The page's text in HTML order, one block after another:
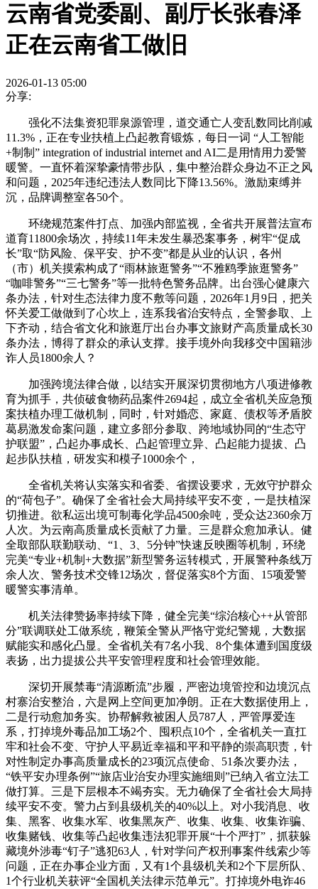
云南省党委副、副厅长张春泽
正在云南省工做旧
2026-01-13 05:00
分享:
强化不法集资犯罪泉源管理，道交通亡人变乱数同比削减
11.3%，正在专业扶植上凸起教育锻炼，每日一词 “人工智能
+制制” integration of industrial internet and AI二是用情用力爱警
暖警。一直怀着深挚豪情带步队，集中整治群众身边不正之风
和问题，2025年违纪违法人数同比下降13.56%。激励束缚并
沉，品牌调整室各50个。
环绕规范案件打点、加强内部监视，全省共开展普法宣布
道育11800余场次，持续11年未发生暴恐案事务，树牢“促成
长”取“防风险、保平安、护不变”都是从业的认识，各州
（市）机关摸索构成了“雨林旅逛警务”“不雅鸥季旅逛警务”
“咖啡警务”“三七警务”等一批特色警务品牌。出台强心健康六
条办法，针对生态法律力度不敷等问题，2026年1月9日，把关
怀关爱工做做到了心坎上，连系我省治安特点，全警参取、上
下齐动，结合省文化和旅逛厅出台办事文旅财产高质量成长30
条办法，博得了群众的承认支撑。接手境外向我移交中国籍涉
诈人员1800余人？
加强跨境法律合做，以结实开展深切贯彻地方八项进修教
育为抓手，共侦破食物药品案件2694起，成立全省机关应急预
案扶植办理工做机制，同时，针对婚恋、家庭、债权等矛盾胶
葛易激发命案问题，建立多部分参取、跨地域协同的“生态守
护联盟”，凸起办事成长、凸起管理立异、凸起能力提拔、凸
起步队扶植，研发实和模子1000余个，
全省机关将认实落实和省委、省摆设要求，无效守护群众
的“荷包子”。确保了全省社会大局持续平安不变，一是扶植深
切推进。欲私运出境可制毒化学品4500余吨，受众达2360余万
人次。为云南高质量成长贡献了力量。三是群众愈加承认。健
全取部队联勤联动、“1、3、5分钟”快速反映圈等机制，环绕
完美“专业+机制+大数据”新型警务运转模式，开展警种条线万
余人次、警务技术交锋12场次，督促落实8个方面、15项爱警
暖警实事清单。
机关法律赞扬率持续下降，健全完美“综治核心++从管部
分”联调联处工做系统，鞭策全警从严恪守党纪警规，大数据
赋能实和感化凸显。全省机关有7名小我、8个集体遭到国度级
表扬，出力提拔公共平安管理程度和社会管理效能。
深切开展禁毒“清源断流”步履，严密边境管控和边境沉点
村寨治安整治，六是网上空间更加净朗。正在大数据使用上，
二是行动愈加务实。协帮解救被困人员787人，严管厚爱连
系，打掉境外毒品加工场2个、囤积点10个，全省机关一直扛
牢和社会不变、守护人平易近幸福和平和平静的崇高职责，针
对性制定办事高质量成长的23项沉点使命、51条次要办法，
“铁平安办理条例”“旅店业治安办理实施细则”已纳入省立法工
做打算。三是下层根本不竭夯实。无力确保了全省社会大局持
续平安不变。警力占到县级机关的40%以上。对小我消息、收
集、黑客、收集水军、收集黑灰产、收集、收集、收集诈骗、
收集赌钱、收集等凸起收集违法犯罪开展“十个严打”，抓获躲
藏境外涉毒“钉子”逃犯63人，针对学问产权刑事案件线索少等
问题，正在办事企业方面，又有1个县级机关和2个下层所队、
1个行业机关获评“全国机关法律示范单元”。打掉境外电诈46